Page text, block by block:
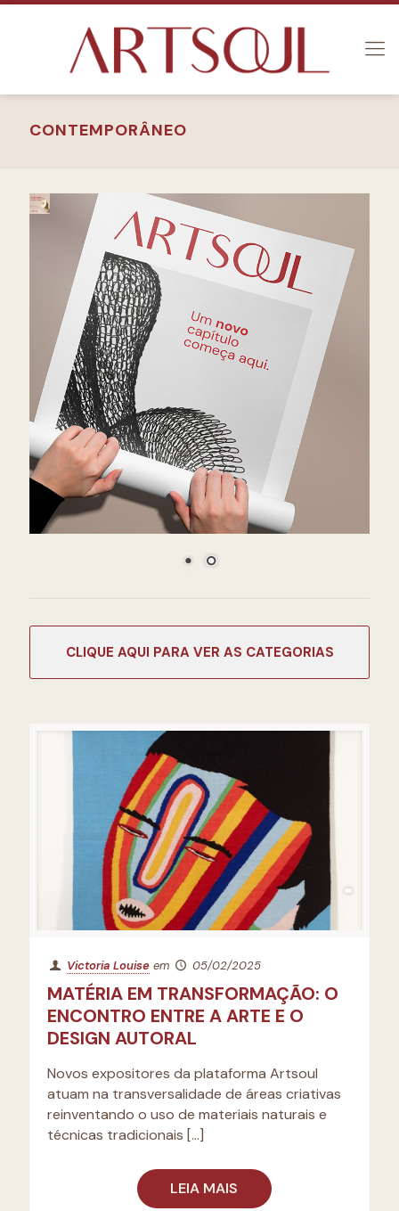
CONTEMPORÂNEO
Victoria Louise em 05/02/2025
MATÉRIA EM TRANSFORMAÇÃO: O
ENCONTRO ENTRE A ARTE E O
DESIGN AUTORAL
Novos expositores da plataforma Artsoul
atuam na transversalidade de áreas criativas
reinventando o uso de materiais naturais e
técnicas tradicionais […]
LEIA MAIS
CATEGORIAS